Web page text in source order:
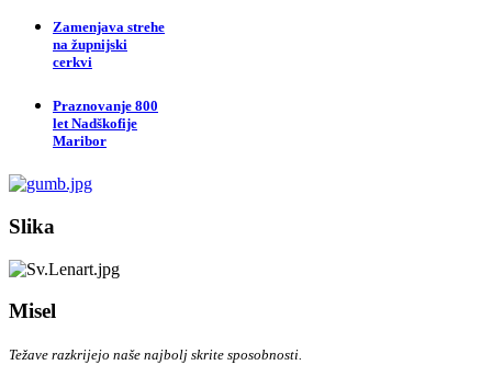
Zamenjava strehe
na župnijski
cerkvi
Praznovanje 800
let Nadškofije
Maribor
Slika
Misel
Težave razkrijejo naše najbolj skrite sposobnosti.